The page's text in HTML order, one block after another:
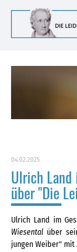
04.02.2025
Ulrich Land
über "Die
Ulrich Land im
Wiesental über
jungen Weiber" mit